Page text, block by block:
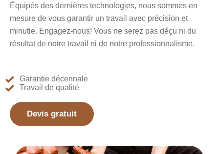
Équipés des dernières technologies, nous sommes en
mesure de vous garantir un travail avec précision et
minutie. Engagez-nous! Vous ne serez pas déçu ni du
résultat de notre travail ni de notre professionnalisme.
Garantie décennale
Travail de qualité
Devis gratuit